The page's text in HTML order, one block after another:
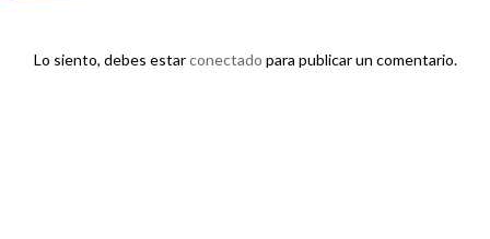
Lo siento, debes estarconectado para publicar un comentario.